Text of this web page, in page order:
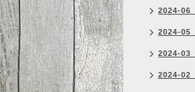
2024-06
2024-05
2024-03
2024-02